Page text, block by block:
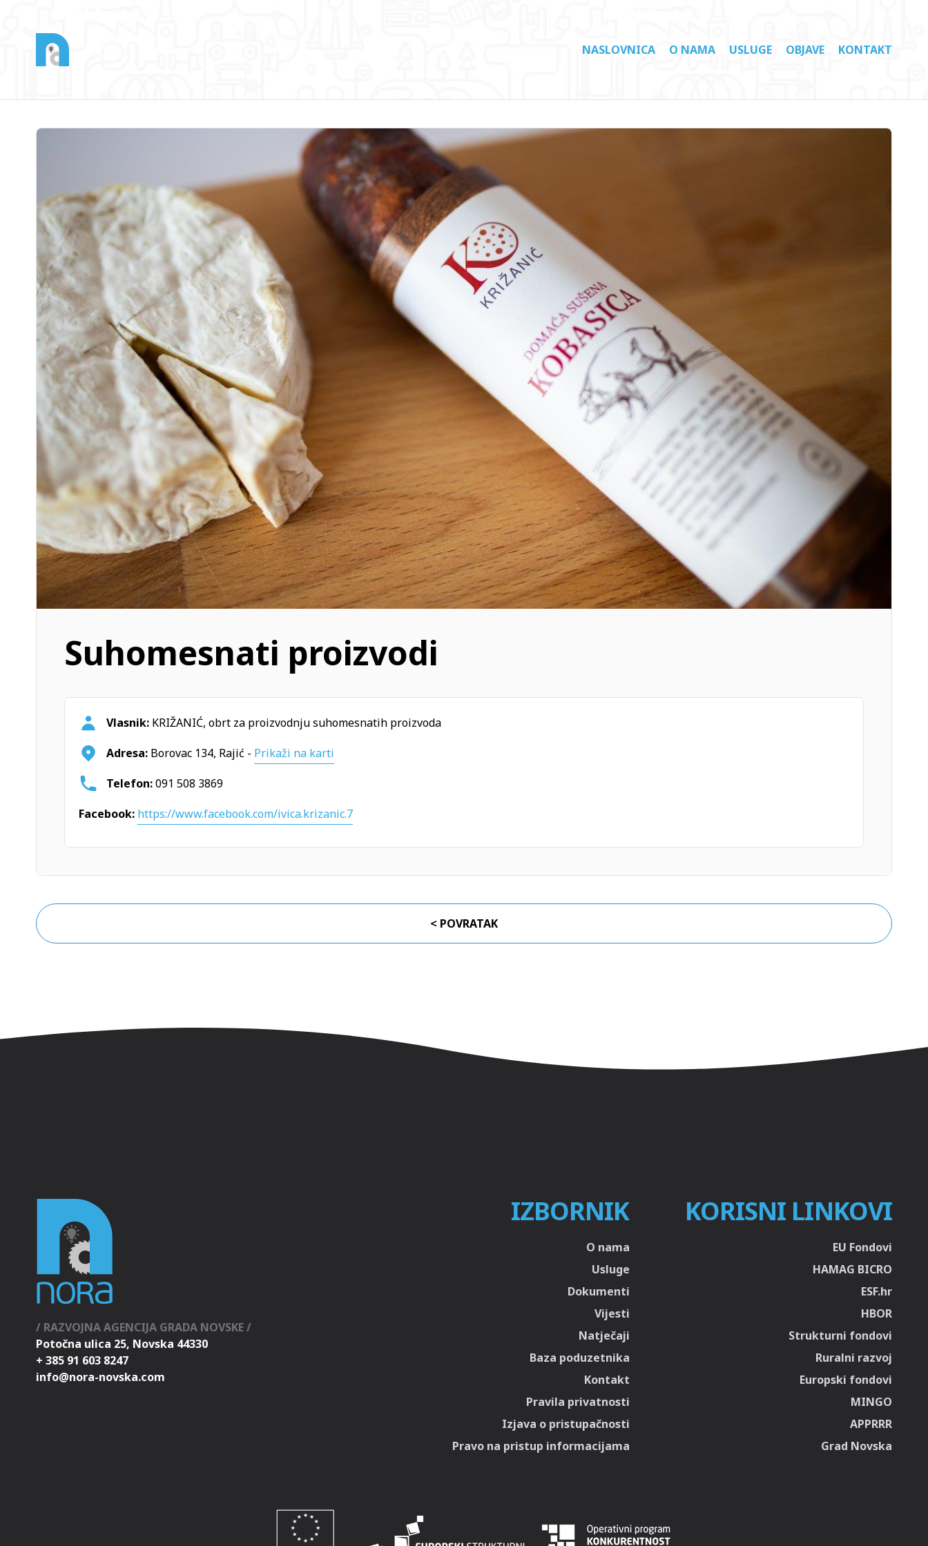
NASLOVNICA O NAMA USLUGE OBJAVE KONTAKT
Suhomesnati proizvodi
Vlasnik: KRIŽANIĆ, obrt za proizvodnju suhomesnatih proizvoda
Adresa: Borovac 134, Rajić - Prikaži na karti
Telefon:091 508 3869
Facebook: https://www.facebook.com/ivica.krizanic.7
< POVRATAK
/ RAZVOJNA AGENCIJA GRADA NOVSKE /
Potočna ulica 25, Novska 44330
+ 385 91 603 8247
IZBORNIK
O nama
Usluge
Dokumenti
Vijesti
Natječaji
Baza poduzetnika
Kontakt
Pravila privatnosti
Izjava o pristupačnosti
Pravo na pristup informacijama
KORISNI LINKOVI
EU Fondovi
HAMAG BICRO
ESF.hr
HBOR
Strukturni fondovi
Ruralni razvoj
Europski fondovi
MINGO
APPRRR
Grad Novska